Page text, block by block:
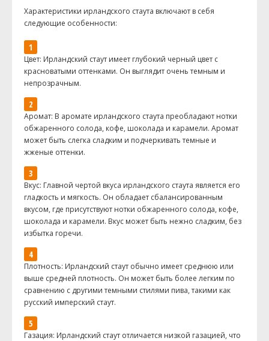
Характеристики ирландского стаута включают в себя
следующие особенности:
Цвет: Ирландский стаут имеет глубокий черный цвет с
красноватыми оттенками. Он выглядит очень темным и
непрозрачным.
Аромат: В аромате ирландского стаута преобладают нотки
обжаренного солода, кофе, шоколада и карамели. Аромат
может быть слегка сладким и подчеркивать темные и
жженые оттенки.
Вкус: Главной чертой вкуса ирландского стаута является его
гладкость и мягкость. Он обладает сбалансированным
вкусом, где присутствуют нотки обжаренного солода, кофе,
шоколада и карамели. Вкус может быть нежно сладким, без
избытка горечи.
Плотность: Ирландский стаут обычно имеет среднюю или
выше средней плотность. Он может быть более легким по
сравнению с другими темными стилями пива, такими как
русский имперский стаут.
Газация: Ирландский стаут отличается низкой газацией, что